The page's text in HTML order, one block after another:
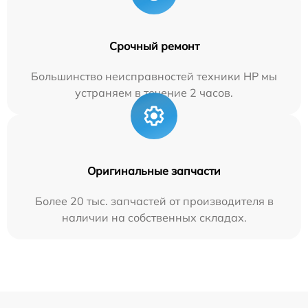
Срочный ремонт
Большинство неисправностей техники HP мы
устраняем в течение 2 часов.
Оригинальные запчасти
Более 20 тыс. запчастей от производителя в
наличии на собственных складах.